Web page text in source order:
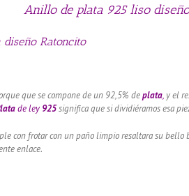
Anillo de plata 925 liso
Ratoncito
que se compone de un 92,5% deplata, y el
de ley925significa que si dividiéramos esa
con frotar con un paño limpio resaltara su
enlace.